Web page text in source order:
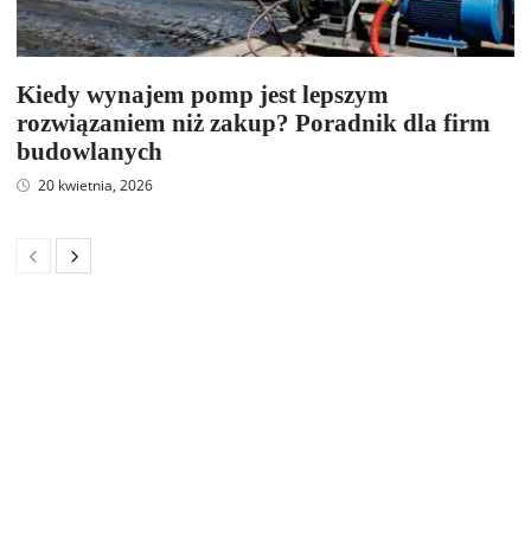
Kiedy wynajem pomp jest lepszym
rozwiązaniem niż zakup? Poradnik dla firm
budowlanych
20 kwietnia, 2026